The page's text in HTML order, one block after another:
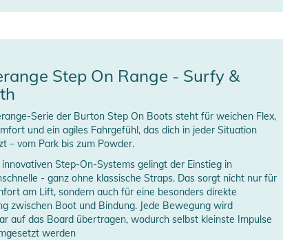
Step On Range - Surfy &
Serie der Burton Step On Boots steht für weichen Flex,
und ein agiles Fahrgefühl, das dich in jeder Situation
– vom Park bis zum Powder.
innovativen Step-On-Systems gelingt der Einstieg in
- ganz ohne klassische Straps. Das sorgt nicht nur für
am Lift, sondern auch für eine besonders direkte
zwischen Boot und Bindung. Jede Bewegung wird
auf das Board übertragen, wodurch selbst kleinste Impulse
werden